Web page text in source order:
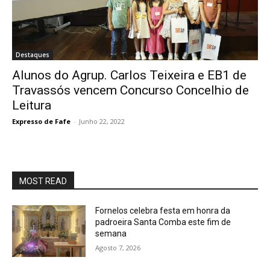
Destaques
Alunos do Agrup. Carlos Teixeira e EB1 de
Travassós vencem Concurso Concelhio de
Leitura
Expresso de Fafe - Junho 22, 2022
MOST READ
Fornelos celebra festa em honra da
padroeira Santa Comba este fim de
semana
Agosto 7, 2026